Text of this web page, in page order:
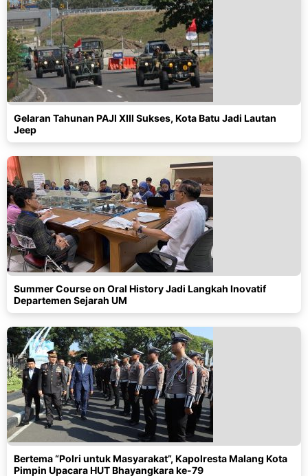
Gelaran Tahunan PAJI XIII Sukses, Kota Batu Jadi Lautan
Jeep
Summer Course on Oral History Jadi Langkah Inovatif
Departemen Sejarah UM
Bertema “Polri untuk Masyarakat”, Kapolresta Malang Kota
Pimpin Upacara HUT Bhayangkara ke-79